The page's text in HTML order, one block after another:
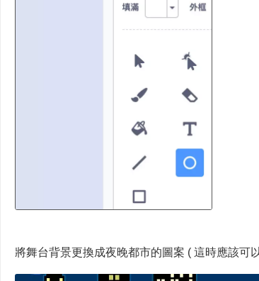
將舞台背景更換成夜晚都市的圖案 ( 這時應該可